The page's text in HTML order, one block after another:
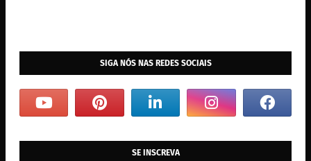
SIGA NÓS NAS REDES SOCIAIS
SE INSCREVA